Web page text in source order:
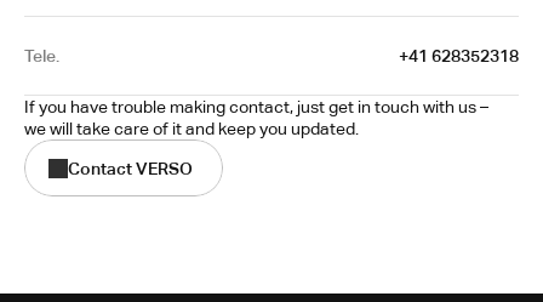
Tele. +41 628352318
If you have trouble making contact, just get in touch with us –
we will take care of it and keep you updated.
Contact VERSO